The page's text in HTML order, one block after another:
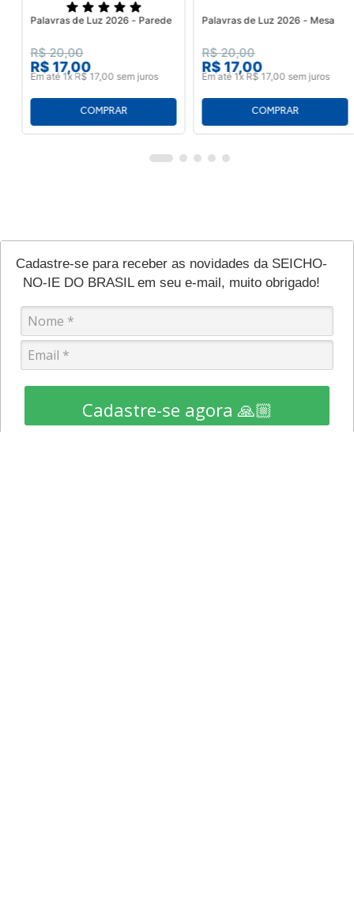
Palavras de Luz 2026 - Parede
R$ 20,00
R$ 17,00
Em até 1x R$ 17,00 sem juros
Palavras de Luz 2026 - Mesa
R$ 20,00
R$ 17,00
Em até 1x R$ 17,00 sem juros
Cadastre-se para receber as novidades da SEICHO-
NO-IE DO BRASIL em seu e-mail, muito obrigado!
Cadastre-se agora 🙏🏼